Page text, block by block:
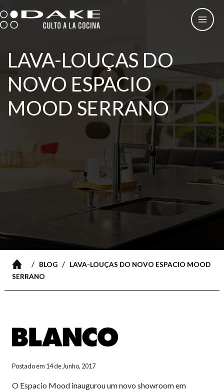
to
content
LAVA-LOUÇAS DO
NOVO ESPACIO
MOOD SERRANO
/ BLOG/
LAVA-LOUÇAS DO NOVO ESPACIO MOOD
SERRANO
Postado em 14 de Junho, 2017
O Espacio Mood inaugurou um novo showroom em